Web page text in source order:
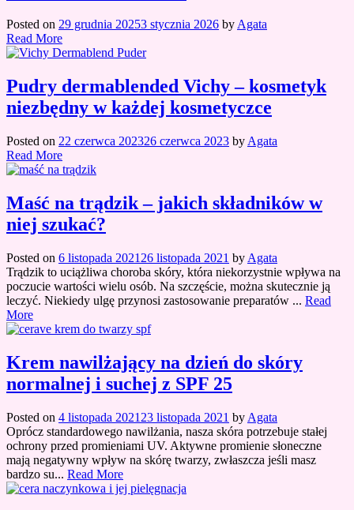
Posted on 29 grudnia 20253 stycznia 2026 byAgata
Read More
Pudry dermablended Vichy – kosmetyk
niezbędny w każdej kosmetyczce
Posted on 22 czerwca 202326 czerwca 2023 by Agata
Read More
Maść na trądzik – jakich składników w
niej szukać?
Posted on 6 listopada 2021 26 listopada 2021 by Agata
Trądzik to uciążliwa choroba skóry, która niekorzystnie wpływa na
poczucie wartości wielu osób. Na szczęście, można skutecznie ją
leczyć. Niekiedy ulgę przynosi zastosowanie preparatów ... Read
More
Krem nawilżający na dzień do skóry
normalnej i suchej z SPF 25
Posted on 4 listopada 2021 23 listopada 2021 by Agata
Oprócz standardowego nawilżania, nasza skóra potrzebuje stałej
ochrony przed promieniami UV. Aktywne promienie słoneczne
mają negatywny wpływ na skórę twarzy, zwłaszcza jeśli masz
bardzo su... Read More